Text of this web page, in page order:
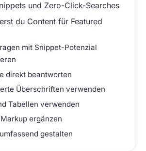
und Zero-Click-Searches
du Content für Featured
mit Snippet-Potenzial
direkt beantworten
Überschriften verwenden
Tabellen verwenden
ergänzen
gestalten